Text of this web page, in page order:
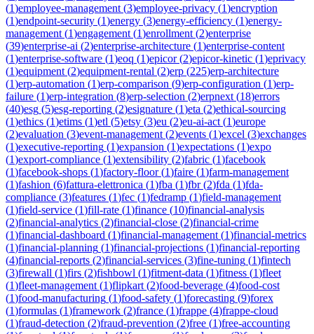
(1)employee-management (3)employee-privacy (1)encryption
(1)endpoint-security (1)energy (3)energy-efficiency (1)energy-
management (1)engagement (1)enrollment (2)enterprise
(39)enterprise-ai (2)enterprise-architecture (1)enterprise-content
(1)enterprise-software (1)eoq (1)epicor(2)epicor-kinetic (1)eprivacy
(1)equipment (2)equipment-rental (2)erp (225)erp-architecture
(1)erp-automation (1)erp-comparison (9)erp-configuration (1)erp-
failure (1)erp-integration (8)erp-selection (2)erpnext (18)errors
(40)esg (5)esg-reporting (2)esignature (1)eta (2)ethical-sourcing
(1)ethics (1)etims (1)etl (5)etsy (3)eu (2)eu-ai-act (1)europe
(2)evaluation (3)event-management (2)events (1)excel (3)exchanges
(1)executive-reporting (1)expansion (1)expectations (1)expo
(1)export-compliance (1)extensibility (2)fabric (1)facebook
(1)facebook-shops (1)factory-floor(1)faire (1)farm-management
(1)fashion (6)fattura-elettronica (1)fba (1)fbr(2)fda (1)fda-
compliance (3)features (1)fec (1)fedramp (1)field-management
(1)field-service (1)fill-rate (1)finance (10)financial-analysis
(2)financial-analytics (2)financial-close (2)financial-crime
(1)financial-dashboard (1)financial-management (1)financial-metrics
(1)financial-planning (1)financial-projections (1)financial-reporting
(4)financial-reports (2)financial-services (3)fine-tuning (1)fintech
(3)firewall (1)firs (2)fishbowl (1)fitment-data (1)fitness (1)fleet
(1)fleet-management (1)flipkart (2)food-beverage (4)food-cost
(1)food-manufacturing (1)food-safety (1)forecasting (9)forex
(1)formulas (1)framework (2)france (1)frappe (4)frappe-cloud
(1)fraud-detection (2)fraud-prevention (2)free (1)free-accounting